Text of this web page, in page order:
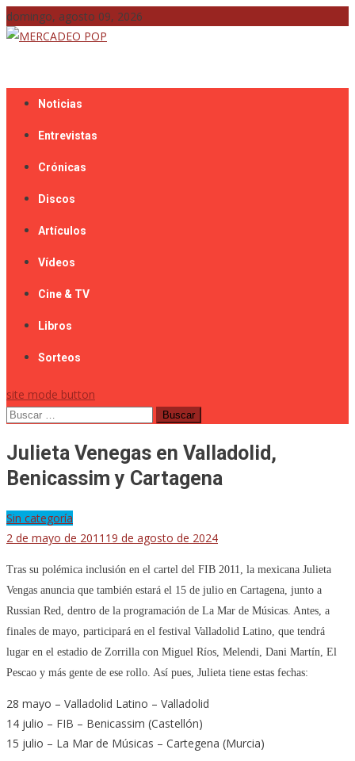
Skip
to
domingo, agosto 09, 2026
Noticias
Entrevistas
Crónicas
Discos
Artículos
Vídeos
Cine & TV
Libros
Sorteos
site mode button
Buscar:
Julieta Venegas en Valladolid,
Benicassim y Cartagena
Sin categoría
2 de mayo de 2011 19 de agosto de 2024
Tras su polémica inclusión en el cartel del FIB 2011, la mexicana Julieta
Vengas anuncia que también estará el 15 de julio en Cartagena, junto a
Russian Red, dentro de la programación de La Mar de Músicas. Antes, a
finales de mayo, participará en el festival Valladolid Latino, que tendrá
lugar en el estadio de Zorrilla con Miguel Ríos, Melendi, Dani Martín, El
Pescao y más gente de ese rollo. Así pues, Julieta tiene estas fechas:
28 mayo – Valladolid Latino – Valladolid
14 julio – FIB – Benicassim (Castellón)
15 julio – La Mar de Músicas – Cartegena (Murcia)